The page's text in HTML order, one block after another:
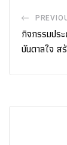
กิจกรรมปร
บันดาลใจ ส